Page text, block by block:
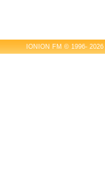
IONION FM © 1996-